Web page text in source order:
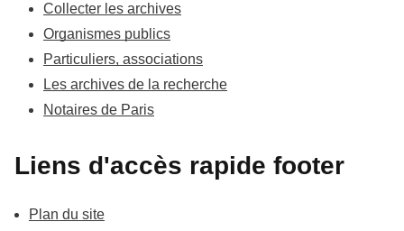
Collecter les archives
Organismes publics
Particuliers, associations
Les archives de la recherche
Notaires de Paris
Liens d'accès rapide footer
Plan du site